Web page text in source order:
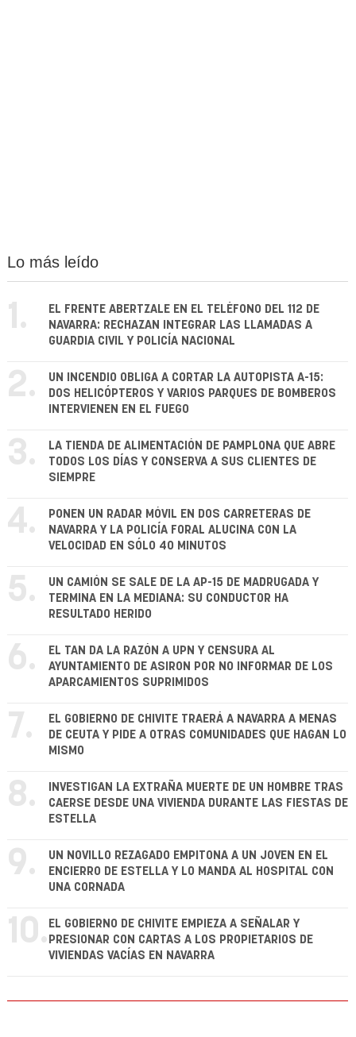
Lo más leído
1.
EL FRENTE ABERTZALE EN EL TELÉFONO DEL 112 DE
NAVARRA: RECHAZAN INTEGRAR LAS LLAMADAS A
GUARDIA CIVIL Y POLICÍA NACIONAL
2.
UN INCENDIO OBLIGA A CORTAR LA AUTOPISTA A-15:
DOS HELICÓPTEROS Y VARIOS PARQUES DE BOMBEROS
INTERVIENEN EN EL FUEGO
3.
LA TIENDA DE ALIMENTACIÓN DE PAMPLONA QUE ABRE
TODOS LOS DÍAS Y CONSERVA A SUS CLIENTES DE
SIEMPRE
4.
PONEN UN RADAR MÓVIL EN DOS CARRETERAS DE
NAVARRA Y LA POLICÍA FORAL ALUCINA CON LA
VELOCIDAD EN SÓLO 40 MINUTOS
5.
UN CAMIÓN SE SALE DE LA AP-15 DE MADRUGADA Y
TERMINA EN LA MEDIANA: SU CONDUCTOR HA
RESULTADO HERIDO
6.
EL TAN DA LA RAZÓN A UPN Y CENSURA AL
AYUNTAMIENTO DE ASIRON POR NO INFORMAR DE LOS
APARCAMIENTOS SUPRIMIDOS
7.
EL GOBIERNO DE CHIVITE TRAERÁ A NAVARRA A MENAS
DE CEUTA Y PIDE A OTRAS COMUNIDADES QUE HAGAN LO
MISMO
8.
INVESTIGAN LA EXTRAÑA MUERTE DE UN HOMBRE TRAS
CAERSE DESDE UNA VIVIENDA DURANTE LAS FIESTAS DE
ESTELLA
9.
UN NOVILLO REZAGADO EMPITONA A UN JOVEN EN EL
ENCIERRO DE ESTELLA Y LO MANDA AL HOSPITAL CON
UNA CORNADA
10. EL GOBIERNO DE CHIVITE EMPIEZA A SEÑALAR Y
PRESIONAR CON CARTAS A LOS PROPIETARIOS DE
VIVIENDAS VACÍAS EN NAVARRA